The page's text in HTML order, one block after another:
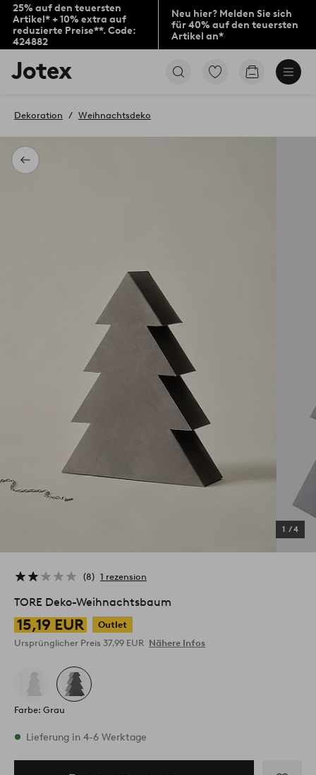
25% auf den teuersten
Artikel* + 10% extra auf
reduzierte Preise**. Code:
424882
Neu hier? Melden Sie sich
für 40% auf den teuersten
Artikel an*
Jotex-
Logo
Startseite
Zu
Produkten
Zum
Zurück
Dekoration Weihnachtsdeko
1 /4
8 1 rezension
TORE Deko-Weihnachtsbaum
15,19 EUR
Outlet
Ursprünglicher Preis 37,99 EUR Nähere Infos
Farbe: Grau
Vorrätig
Lieferung in 4-6 Werktage